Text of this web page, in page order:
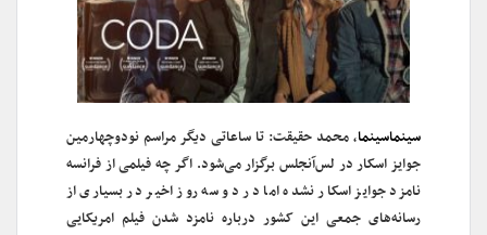
سینماسینما، محمد حقیقت: تا ساعاتی دیگر مراسم نودوچهارمین
جوایز اسکار در لس‌آنجلس برگزار می‌شود. اگر چه فیلمی از فرانسه
نامزد جوایز اسکار نشده اما در دو سه روز اخیر در بسیاری از
رسانه‌های جمعی این کشور درباره نامزد شدن فیلم امریکایی